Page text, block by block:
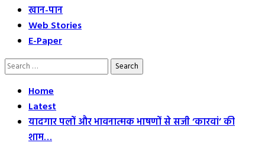
खान-पान
Web Stories
E-Paper
Search
Home
Latest
यादगार पलों और भावनात्मक भाषणों से सजी ‘कारवां’ की
शाम…